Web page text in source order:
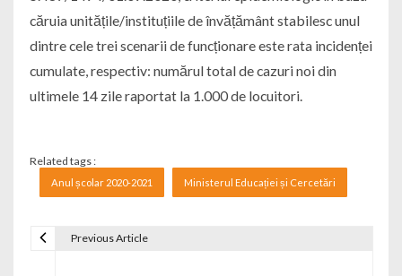
căruia unitățile/instituțiile de învățământ stabilesc unul
dintre cele trei scenarii de funcționare este rata incidenței
cumulate, respectiv: numărul total de cazuri noi din
ultimele 14 zile raportat la 1.000 de locuitori.
Related tags :
Anul școlar 2020-2021 Ministerul Educației și Cercetări
Previous Article